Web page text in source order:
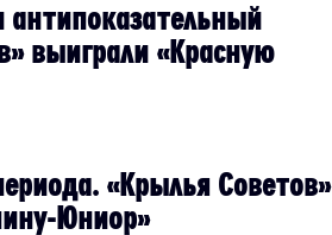
антипоказательный
выиграли «Красную
«Крылья Советов»
Юниор»